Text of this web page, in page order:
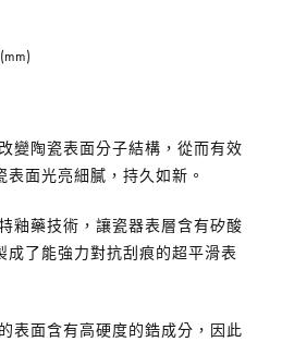
變陶瓷表面分子結構，從而有效
面光亮細膩，持久如新。
釉藥技術，讓瓷器表層含有矽酸
成了能強力對抗刮痕的超平滑表
表面含有高硬度的鋯成分，因此